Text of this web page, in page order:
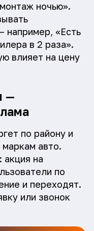
ночью».
например, «Есть
в 2 раза».
влияет на цену
—
по району и
авто.
на
по
и переходят.
или звонок